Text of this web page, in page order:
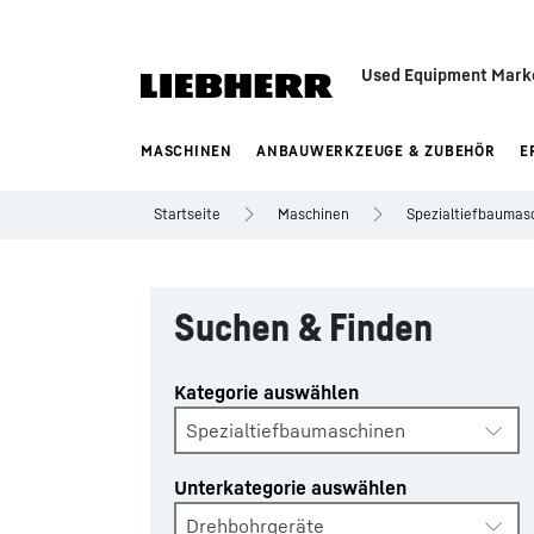
Used Equipment
MASCHINEN ANBAUWERKZEUGE & ZUBEHÖR
Startseite Maschinen
Suchen & Finden
Kategorie auswählen
Spezialtiefbaumaschinen
Unterkategorie auswählen
Drehbohrgeräte